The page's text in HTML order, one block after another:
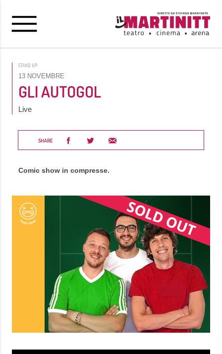
STAND UP
13 NOVEMBRE
GLI AUTOGOL
Live
SHARE
Comic show in compresse.